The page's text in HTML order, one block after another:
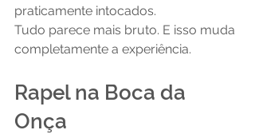
praticamente intocados.
Tudo parece mais bruto. E isso muda
completamente a experiência.
Rapel na Boca da
Onça